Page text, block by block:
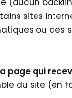
(aucun
sites
ou des
page qui
du site